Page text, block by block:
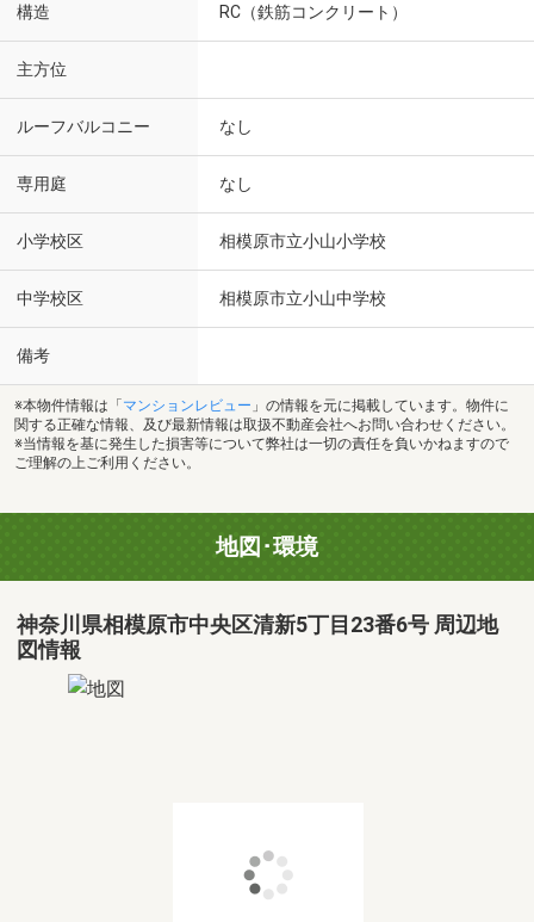
構造 RC（鉄筋コンクリート）
主方位
ルーフバルコニー なし
専用庭 なし
小学校区 相模原市立小山小学校
中学校区 相模原市立小山中学校
備考
※本物件情報は「 マンションレビュー 」の情報を元に掲載しています。物件に
関する正確な情報、及び最新情報は取扱不動産会社へお問い合わせください。
※当情報を基に発生した損害等について弊社は一切の責任を負いかねますので
ご理解の上ご利用ください。
地図･環境
神奈川県相模原市中央区清新5丁目23番6号 周辺地
図情報